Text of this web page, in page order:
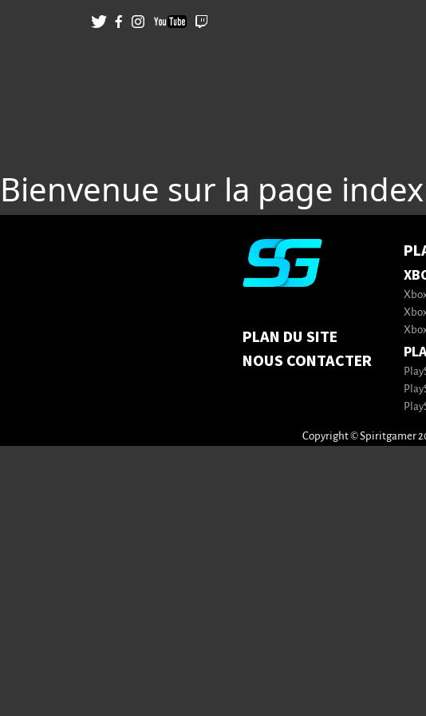
Bienvenue sur la page
PLAN DU SITE
NOUS CONTACTER
Copyright © Spiritgamer